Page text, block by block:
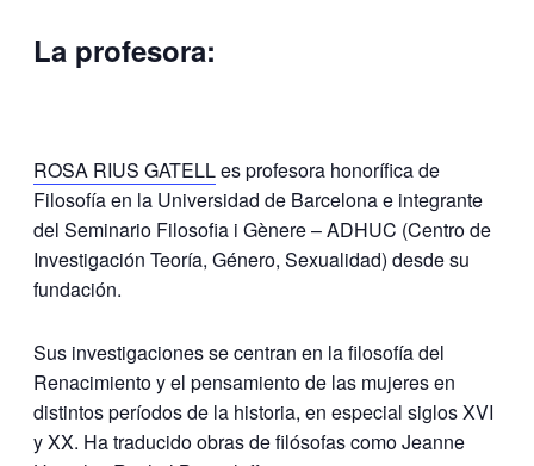
La profesora:
ROSA RIUS GATELLes profesora honorífica de
Filosofía en la Universidad de Barcelona e integrante
del Seminario Filosofia i Gènere – ADHUC (Centro de
Investigación Teoría, Género, Sexualidad) desde su
fundación.
Sus investigaciones se centran en la filosofía del
Renacimiento y el pensamiento de las mujeres en
distintos períodos de la historia, en especial siglos XVI
y XX. Ha traducido obras de filósofas como Jeanne